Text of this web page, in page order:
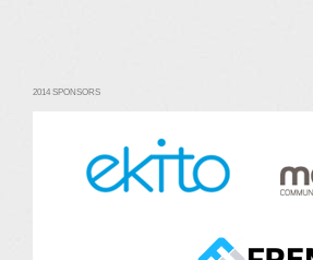
2014 SPONSORS